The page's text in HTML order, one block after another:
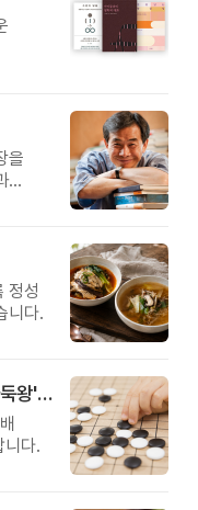
을
정성
니다.
제3회 서초구 아버지센터배 '매너 바둑왕' 대회
니다.